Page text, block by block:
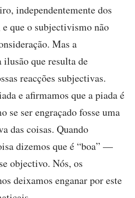
independentemente dos
que o subjectivismo não
Mas a
que resulta de
reacções subjectivas.
e afirmamos que a piada é
se ser engraçado fosse uma
das coisas. Quando
dizemos que é “boa” —
objectivo. Nós, os
deixamos enganar por este